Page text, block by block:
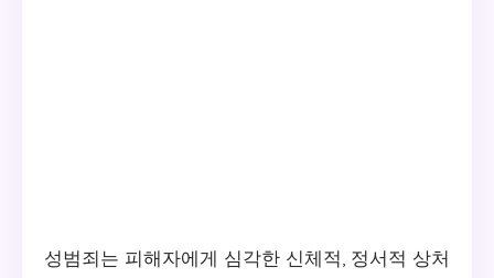
성범죄는 피해자에게 심각한 신체적, 정서적 상처